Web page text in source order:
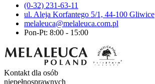
(0-32) 231-63-11
ul. Aleja Korfantego 5/1, 44-100 Gliwice
melaleuca@melaleuca.com.pl
Pon-Pt: 8:00 - 15:00
Kontakt dla osób
niepełnosprawnych